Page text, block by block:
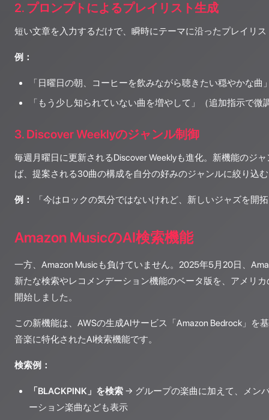
2. プロンプトによるプレイリスト生成
短い文章を入力するだけで、瞬時にテーマに沿ったプレイリ
例：
「日曜日の朝、コーヒーを飲みながら聴きたい穏やかな曲
「もう少し知られていない曲を増やして」（追加指示で微
3. Discover Weeklyのジャンル制御
毎週月曜日に更新されるDiscover Weeklyも進化。新機能のジ
ば、提案される30曲の構成を自分の好みのジャンルに絞り込
例： 「今はロックの気分ではないけれど、新しいジャズを開
Amazon MusicのAI検索機能
一方、Amazon Musicも負けていません。2025年5月20日、
新たな検索やレコメンデーション機能のベータ版を、アメリ
開始しました。
この新機能は、AWSの生成AIサービス「Amazon Bedrock」を
音楽に特化されたAI検索機能です。
検索例：
「BLACKPINK」を検索 → グループの楽曲に加えて、メン
ーション楽曲なども表示